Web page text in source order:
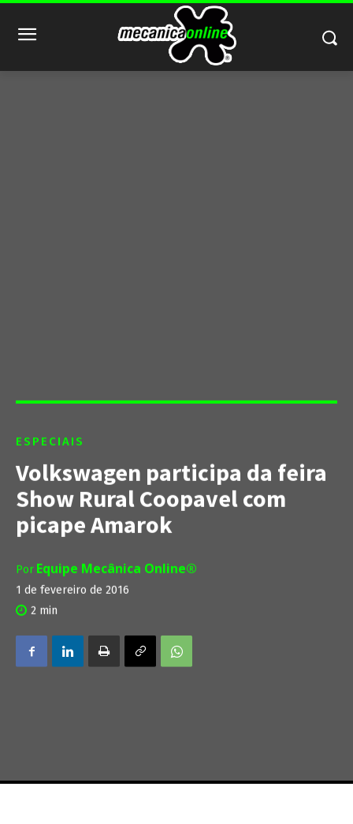
ESPECIAIS
Volkswagen participa da feira
Show Rural Coopavel com
picape Amarok
Por Equipe Mecânica Online®
1 de fevereiro de 2016
2 min